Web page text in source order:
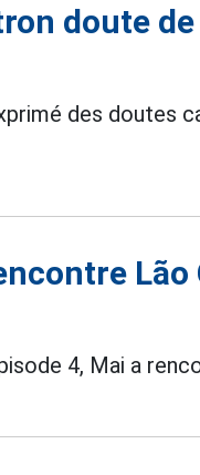
doute
des doutes
Lão
4, Mai a